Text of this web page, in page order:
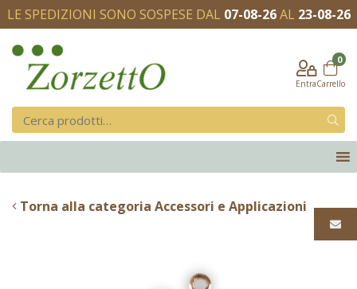
LE SPEDIZIONI SONO SOSPESE DAL 07-08-26AL 23-08-26
Entra
0
Carrello
Torna alla categoria Accessori e Applicazioni